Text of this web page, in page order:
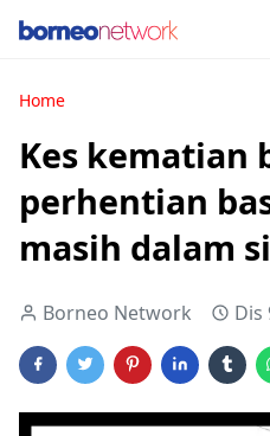
Home
Kes kematian
perhentian
masih dalam
Borneo Network Dis